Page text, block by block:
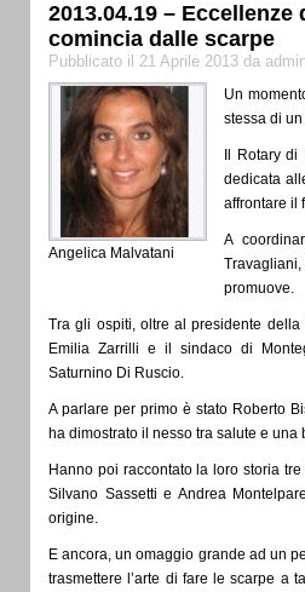
2013.04.19 –
comincia dalle scarpe
Pubblicato il 21 Aprile 2013 da
Angelica Malvatani
Un
stessa di
Il Rotary
dedicata
affrontare il
A
Travagliani,
promuove.
Tra gli ospiti, oltre al presidente
Emilia Zarrilli e il sindaco di
Saturnino Di Ruscio.
A parlare per primo è stato Roberto
ha dimostrato il nesso tra salute e
Hanno poi raccontato la loro storia
Silvano Sassetti e Andrea
origine.
E ancora, un omaggio grande ad un
trasmettere l’arte di fare le scarpe a